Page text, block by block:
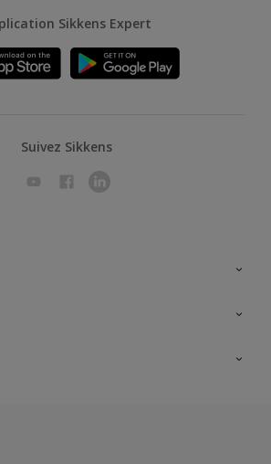
Sikkens Expert
Suivez Sikkens